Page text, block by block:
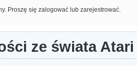
Proszę się zalogować lub zarejestrować.
ze świata Atari